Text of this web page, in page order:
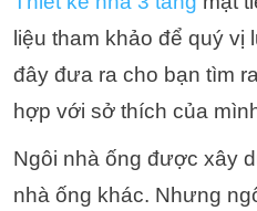
liệu tham khảo để quý
đây đưa ra cho bạn tìm
hợp với sở thích của
Ngôi nhà ống được xây
nhà ống khác. Nhưng